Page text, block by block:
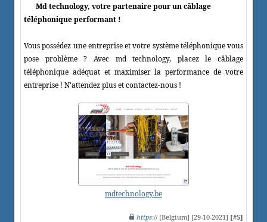
Md technology, votre partenaire pour un câblage
téléphonique performant !
Vous possédez une entreprise et votre système téléphonique vous
pose problème ? Avec md technology, placez le câblage
téléphonique adéquat et maximiser la performance de votre
entreprise ! N'attendez plus et contactez-nous !
mdtechnology.be
https:// [Belgium] [29-10-2021] [#5]